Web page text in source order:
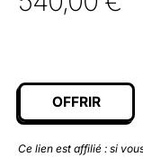
OFFRIR
Ce lien est affilié : si